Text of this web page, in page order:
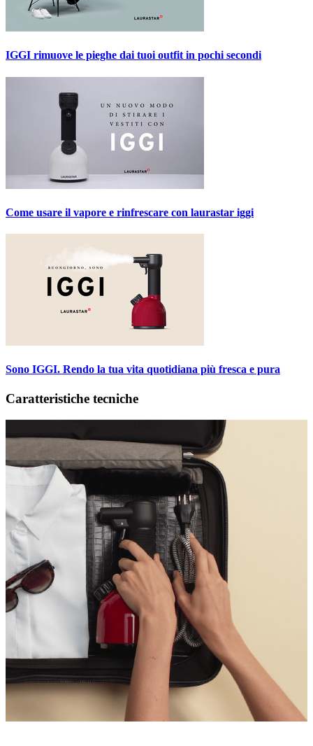
IGGI rimuove le pieghe dai tuoi outfit in pochi secondi
Come usare il vapore e rinfrescare con laurastar iggi
Sono IGGI. Rendo la tua vita quotidiana più fresca e pura
Caratteristiche tecniche